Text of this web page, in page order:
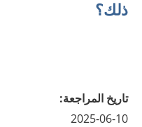
ذلك؟
تاريخ المراجعة:
2025-06-10